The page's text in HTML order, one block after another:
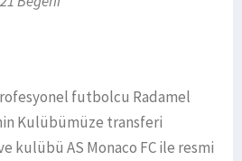
futbolcu Radamel
Kulübümüze transferi
kulübü AS Monaco FC ile resmi